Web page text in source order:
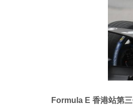
Formula E 香港站第